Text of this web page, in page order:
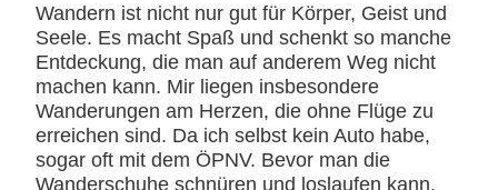
Wandern ist nicht nur gut für Körper, Geist und
Seele. Es macht Spaß und schenkt so manche
Entdeckung, die man auf anderem Weg nicht
machen kann. Mir liegen insbesondere
Wanderungen am Herzen, die ohne Flüge zu
erreichen sind. Da ich selbst kein Auto habe,
sogar oft mit dem ÖPNV. Bevor man die
Wanderschuhe schnüren und loslaufen kann,